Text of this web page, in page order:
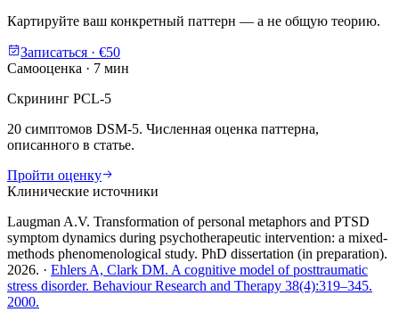
Картируйте ваш конкретный паттерн — а не общую теорию.
Записаться · €50
Самооценка · 7 мин
Скрининг PCL-5
20 симптомов DSM-5. Численная оценка паттерна,
описанного в статье.
Пройти оценку
Клинические источники
Laugman A.V. Transformation of personal metaphors and PTSD
symptom dynamics during psychotherapeutic intervention: a mixed-
methods phenomenological study. PhD dissertation (in preparation).
2026. · Ehlers A, Clark DM. A cognitive model of posttraumatic
stress disorder. Behaviour Research and Therapy 38(4):319–345.
2000.